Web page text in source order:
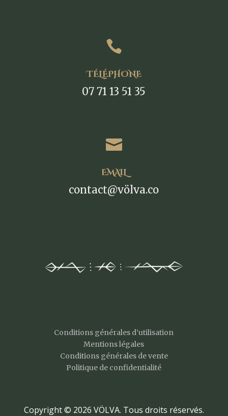

TÉLÉPHONE
07 71 13 51 35

EMAIL
contact@völva.co
Conditions générales d’utilisation
Mentions légales
Conditions générales de vente
Politique de confidentialité
Copyright © 2026 VÖLVA. Tous droits réservés.